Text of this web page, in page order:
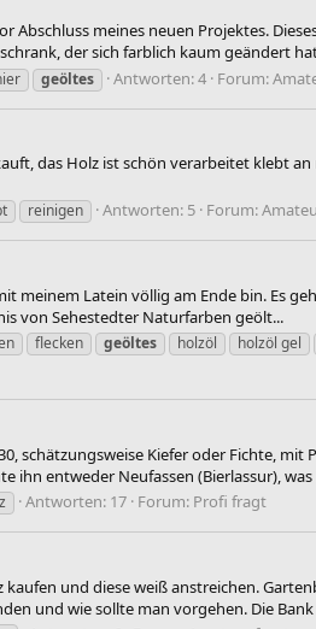
meines neuen Projektes.
der sich farblich kaum geändert
geöltes Antworten: 4 Forum:
das Holz ist schön verarbeitet klebt
reinigen Antworten: 5 Forum:
meinem Latein völlig am Ende bin. Es
von Sehestedter Naturfarben geölt...
flecken geöltes holzöl holzöl gel
schätzungsweise Kiefer oder Fichte, mit
ihn entweder Neufassen (Bierlassur), was
Antworten: 17 Forum: Profi fragt
und diese weiß anstreichen.
und wie sollte man vorgehen. Die Bank